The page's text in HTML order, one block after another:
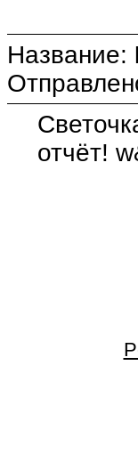
Название:
отчёт!